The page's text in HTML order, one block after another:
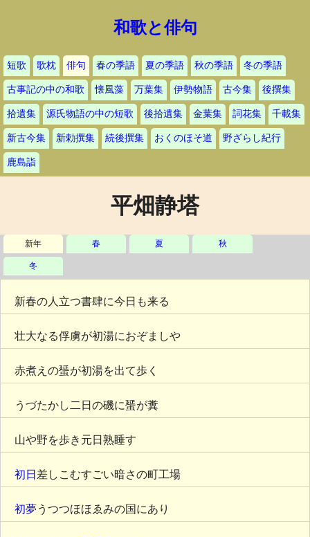
和歌と俳句
短歌 歌枕 俳句 春の季語 夏の季語 秋の季語 冬の季語
古事記の中の和歌 懐風藻 万葉集 伊勢物語 古今集 後撰集
拾遺集 源氏物語の中の短歌 後拾遺集 金葉集 詞花集 千載集
新古今集 新勅撰集 続後撰集 おくのほそ道 野ざらし紀行
鹿島詣
平畑静塔
新年 春 夏 秋
冬
新春の人立つ書肆に今日も来る
壮大なる俘虜が初湯におぞましや
赤煮えの蜑が初湯を出て歩く
うづたかし二日の磯に蜑が糞
山や野を歩き元日熟睡す
初日 差しこむすごい暗さの町工場
初夢うつつほほゑみの国にあり